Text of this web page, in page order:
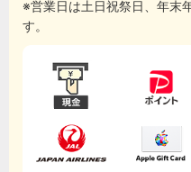
※営業日は土日祝祭日、年末
す。